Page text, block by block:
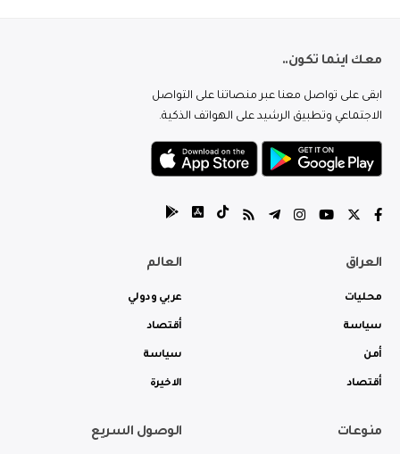
معك اينما تكون..
ابقى على تواصل معنا عبر منصاتنا على التواصل
الاجتماعي وتطبيق الرشيد على الهواتف الذكية.
العراق
محليات
سياسة
أمن
أقتصاد
العالم
عربي ودولي
أقتصاد
سياسة
الاخيرة
منوعات الوصول السريع